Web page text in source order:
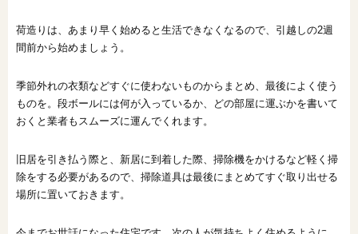
荷造りは、あまり早く始めると生活できなくなるので、引越しの2週
間前から始めましょう。
季節外れの衣類などすぐに使わないものからまとめ、最後によく使う
ものを。段ボールには何が入っているか、どの部屋に運ぶかを書いて
おくと業者もスムーズに運んでくれます。
旧居を引き払う際と、新居に到着した際、掃除機をかけるなど軽く掃
除をする必要があるので、掃除道具は最後にまとめてすぐ取り出せる
場所に置いておきます。